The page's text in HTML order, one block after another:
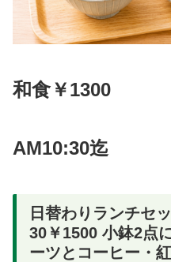
和食￥1300
AM10:30迄
日替わりランチセ
30￥1500 小鉢2点
ーツとコーヒー・